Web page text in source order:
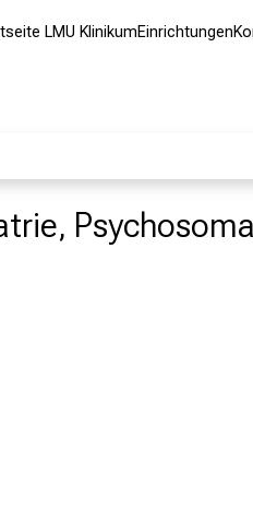
LMU KlinikumEinrichtungen